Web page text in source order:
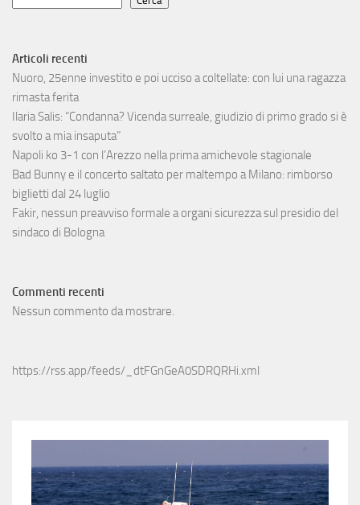
Articoli recenti
Nuoro, 25enne investito e poi ucciso a coltellate: con lui una ragazza
rimasta ferita
Ilaria Salis: “Condanna? Vicenda surreale, giudizio di primo grado si è
svolto a mia insaputa”
Napoli ko 3-1 con l’Arezzo nella prima amichevole stagionale
Bad Bunny e il concerto saltato per maltempo a Milano: rimborso
biglietti dal 24 luglio
Fakir, nessun preavviso formale a organi sicurezza sul presidio del
sindaco di Bologna
Commenti recenti
Nessun commento da mostrare.
https://rss.app/feeds/_dtFGnGeA0SDRQRHi.xml